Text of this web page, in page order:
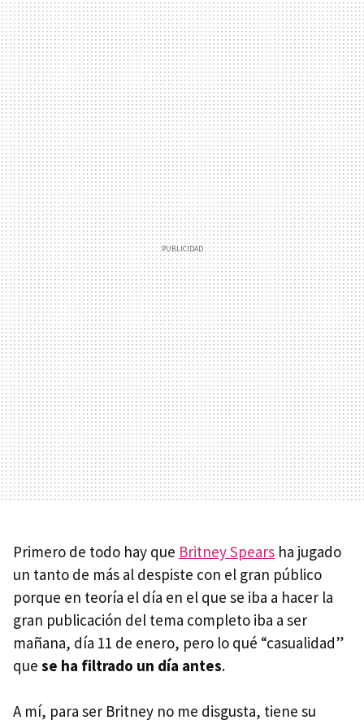
Primero de todo hay que Britney Spears ha jugado
un tanto de más al despiste con el gran público
porque en teoría el día en el que se iba a hacer la
gran publicación del tema completo iba a ser
mañana, día 11 de enero, pero lo qué “casualidad”
que se ha filtrado un día antes.
A mí, para ser Britney no me disgusta, tiene su